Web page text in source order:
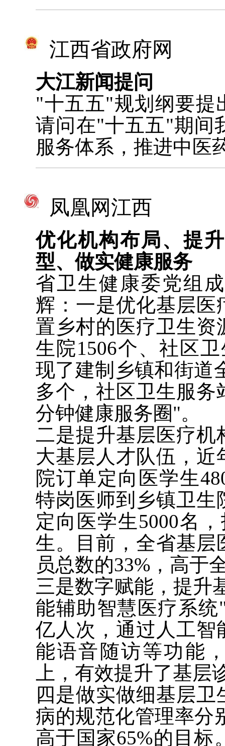
江西省政府网
大江新闻提问
"十五五"规划纲要提
请问在"十五五"期间
服务体系，推进中医
凤凰网江西
优化机构布局、提
型、做实健康服务
省卫生健康委党组
辉：一是优化基层医
置乡村的医疗卫生资
生院1506个、社区
现了建制乡镇和街道
多个，社区卫生服务
分钟健康服务圈"。
二是提升基层医疗机
大基层人才队伍，近
院订单定向医学生
特岗医师到乡镇卫生
定向医学生5000名
生。目前，全省基层
员总数的33%，高于
三是数字赋能，提升
能辅助智慧医疗系
亿人次，通过人工智
能语音随访等功能
上，有效提升了基层
四是做实做细基层
病的规范化管理率分
高于国家65%的目标